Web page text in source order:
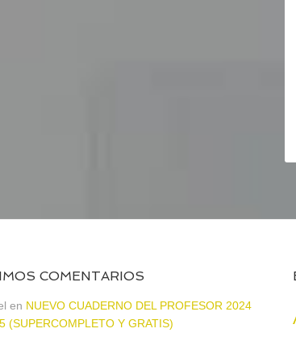
COMENTARIOS
en NUEVO CUADERNO DEL PROFESOR 2024
(SUPERCOMPLETO Y GRATIS)